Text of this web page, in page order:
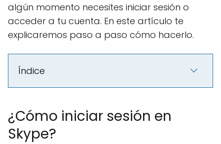
algún momento necesites iniciar sesión o
acceder a tu cuenta. En este artículo te
explicaremos paso a paso cómo hacerlo.
Índice
¿Cómo iniciar sesión en
Skype?